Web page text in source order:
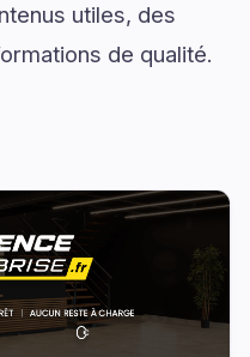
utiles, des
de qualité.